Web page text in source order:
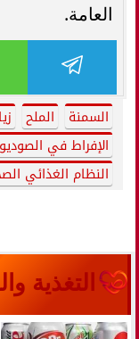
العامة.
السمنة الملح
الإفراط في
النظام الغذائي
التغذية